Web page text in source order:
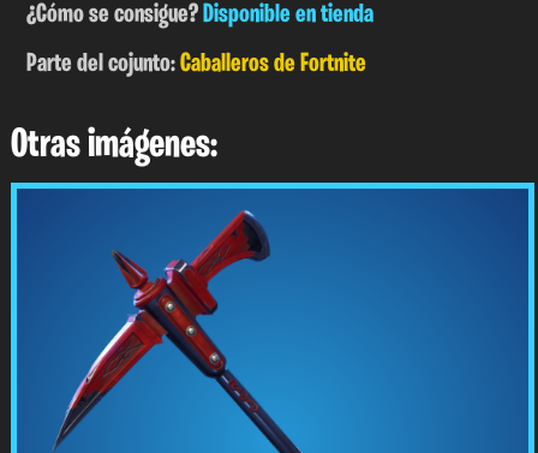
¿Cómo se consigue?Disponible en tienda
Parte del cojunto:Caballeros de Fortnite
Otras imágenes: